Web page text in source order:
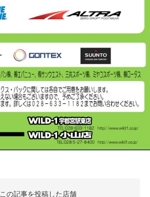
この記事を投稿した店舗